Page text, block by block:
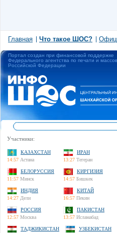
Главная Что такое ШОС?
Портал создан при финансовой поддержке
Федерального агентства по печати и
Российской Федерации
Участники:
КАЗАХСТАН
14:57 Астана
ИРАН
13:27 Тегеран
БЕЛОРУССИЯ
11:57 Минск
КИРГИЗИЯ
14:57 Бишкек
ИНДИЯ
14:27 Дели
КИТАЙ
16:57 Пекин
РОССИЯ
12:57 Москва
ПАКИСТАН
13:57 Исламабад
ТАДЖИКИСТАН
УЗБЕКИСТАН